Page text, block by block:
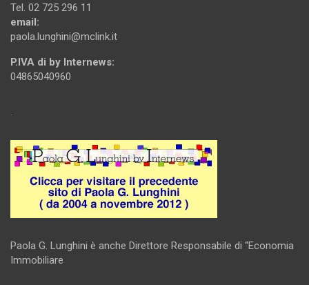
Tel. 02 725 296 11
email:
paola.lunghini@mclink.it
P.IVA di by Internews:
04865040960
.
Paola G. Lunghini è anche Direttore Responsabile di “Economia
Immobiliare